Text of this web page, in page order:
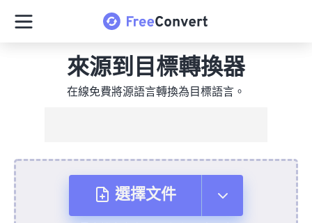
來源到目標轉換器
在線免費將源語言轉換為目標語言。
選擇文件